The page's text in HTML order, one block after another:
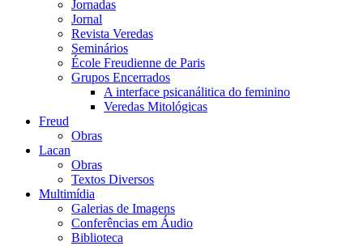
Jornadas
Jornal
Revista Veredas
Seminários
École Freudienne de Paris
Grupos Encerrados
A interface psicanálitica do feminino
Veredas Mitológicas
Freud
Obras
Lacan
Obras
Textos Diversos
Multimídia
Galerias de Imagens
Conferências em Áudio
Biblioteca